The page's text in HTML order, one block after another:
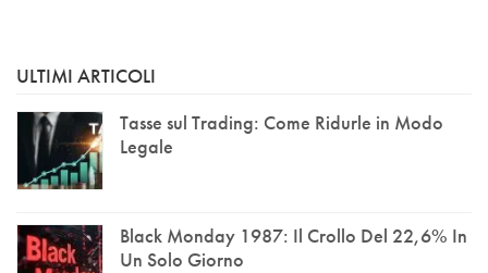
ULTIMI ARTICOLI
Tasse sul Trading: Come Ridurle in Modo
Legale
Black Monday 1987: Il Crollo Del 22,6% In
Un Solo Giorno